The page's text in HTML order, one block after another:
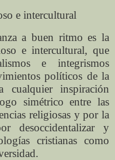
e intercultural
a buen ritmo es la
e intercultural, que
e integrismos
políticos de la
cualquier inspiración
simétrico entre las
religiosas y por la
desoccidentalizar y
cristianas como